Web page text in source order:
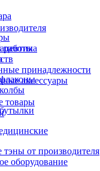
работы
принадлежности
аксессуары
товары
тэны от производителя
оборудование